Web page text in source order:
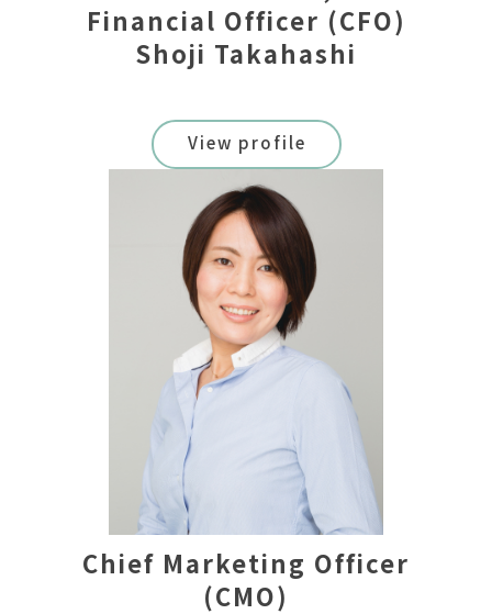
Financial Officer (CFO)
Shoji Takahashi
View profile
Chief Marketing Officer
(CMO)